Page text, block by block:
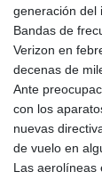
generación del
Bandas de
Verizon en
decenas de
Ante
con los
nuevas
de vuelo en
Las aerolíneas